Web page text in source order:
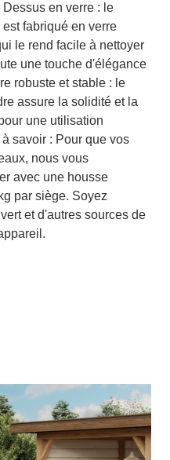
en verre : le
fabriqué en verre
le rend facile à nettoyer
une touche d'élégance
robuste et stable : le
assure la solidité et la
une utilisation
savoir : Pour que vos
nous vous
avec une housse
par siège. Soyez
et d'autres sources de